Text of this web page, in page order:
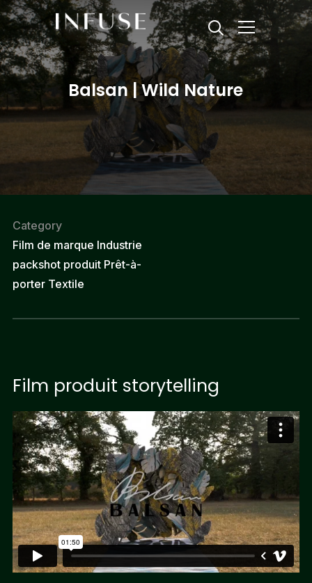
Info
Balsan | Wild Nature
Category
Film de marque Industrie
packshot produit Prêt-à-
porter Textile
Film produit storytelling